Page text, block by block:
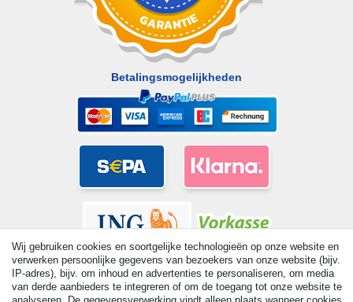
Betalingsmogelijkheden
Wij gebruiken cookies en soortgelijke technologieën op onze website en
verwerken persoonlijke gegevens van bezoekers van onze website (bijv.
IP-adres), bijv. om inhoud en advertenties te personaliseren, om media
van derde aanbieders te integreren of om de toegang tot onze website te